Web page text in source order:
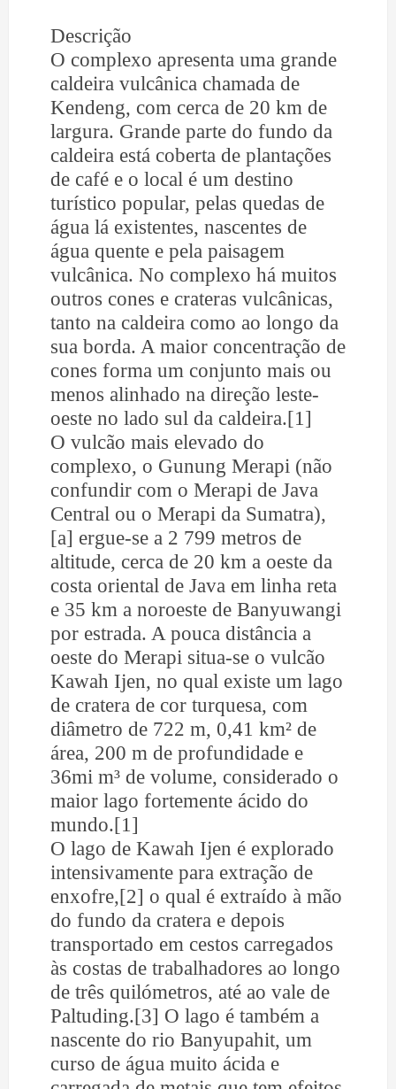
Descrição
O complexo apresenta uma grande
caldeira vulcânica chamada de
Kendeng, com cerca de 20 km de
largura. Grande parte do fundo da
caldeira está coberta de plantações
de café e o local é um destino
turístico popular, pelas quedas de
água lá existentes, nascentes de
água quente e pela paisagem
vulcânica. No complexo há muitos
outros cones e crateras vulcânicas,
tanto na caldeira como ao longo da
sua borda. A maior concentração de
cones forma um conjunto mais ou
menos alinhado na direção leste-
oeste no lado sul da caldeira.[1]
O vulcão mais elevado do
complexo, o Gunung Merapi (não
confundir com o Merapi de Java
Central ou o Merapi da Sumatra),
[a] ergue-se a 2 799 metros de
altitude, cerca de 20 km a oeste da
costa oriental de Java em linha reta
e 35 km a noroeste de Banyuwangi
por estrada. A pouca distância a
oeste do Merapi situa-se o vulcão
Kawah Ijen, no qual existe um lago
de cratera de cor turquesa, com
diâmetro de 722 m, 0,41 km² de
área, 200 m de profundidade e
36mi m³ de volume, considerado o
maior lago fortemente ácido do
mundo.[1]
O lago de Kawah Ijen é explorado
intensivamente para extração de
enxofre,[2] o qual é extraído à mão
do fundo da cratera e depois
transportado em cestos carregados
às costas de trabalhadores ao longo
de três quilómetros, até ao vale de
Paltuding.[3] O lago é também a
nascente do rio Banyupahit, um
curso de água muito ácida e